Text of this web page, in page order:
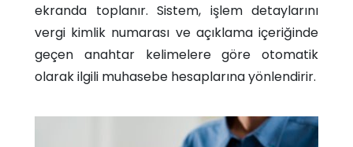
ekranda toplanır. Sistem, işlem detaylarını
vergi kimlik numarası ve açıklama içeriğinde
geçen anahtar kelimelere göre otomatik
olarak ilgili muhasebe hesaplarına yönlendirir.​